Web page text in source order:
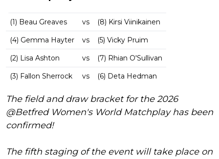
(1) Beau Greaves vs (8) Kirsi Viinikainen
(4) Gemma Hayter vs (5) Vicky Pruim
(2) Lisa Ashton vs (7) Rhian O'Sullivan
(3) Fallon Sherrock vs (6) Deta Hedman
The field and draw bracket for the 2026
@BetfredWomen's World Matchplay has been
confirmed!
The fifth staging of the event will take place on